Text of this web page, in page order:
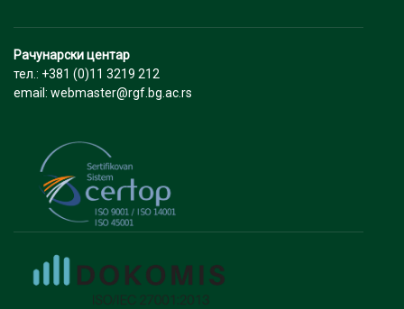
Рачунарски центар
тел.: +381 (0)11 3219 212
email: webmaster@rgf.bg.ac.rs